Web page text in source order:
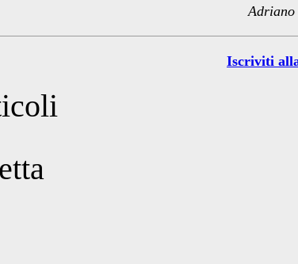
Adriano
Iscriviti